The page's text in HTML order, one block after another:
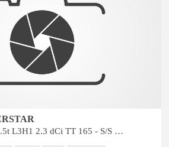
Interstar Acenta 3.5t L3H1 2.3 dCi TT 165 - S/S II 2021 TRANSPORTS SPECIFIQUES Benne Scattolini + c